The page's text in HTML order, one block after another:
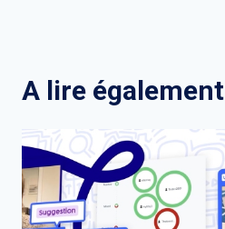
A lire également